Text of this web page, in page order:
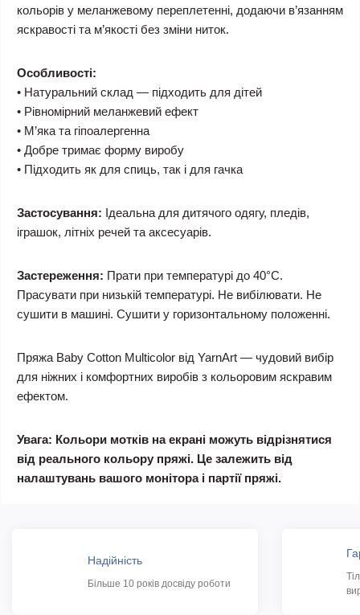
кольорів у меланжевому переплетенні, додаючи в’язанням
яскравості та м’якості без зміни ниток.
Особливості:
• Натуральний склад — підходить для дітей
• Рівномірний меланжевий ефект
• М’яка та гіпоалергенна
• Добре тримає форму виробу
• Підходить як для спиць, так і для гачка
Застосування: Ідеальна для дитячого одягу, пледів,
іграшок, літніх речей та аксесуарів.
Застереження: Прати при температурі до 40°C.
Прасувати при низькій температурі. Не вибілювати. Не
сушити в машині. Сушити у горизонтальному положенні.
Пряжа Baby Cotton Multicolor від YarnArt — чудовий вибір
для ніжних і комфортних виробів з кольоровим яскравим
ефектом.
Увага: Кольори мотків на екрані можуть відрізнятися
від реального кольору пряжі. Це залежить від
налаштувань вашого монітора і партії пряжі.
Надійність
Більше 10 років досвіду роботи